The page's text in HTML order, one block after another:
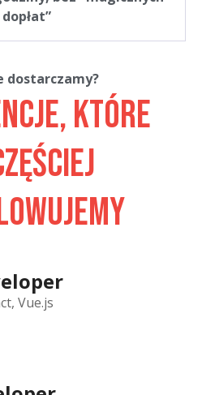
dopłat”
dostarczamy?
które
Vue.js